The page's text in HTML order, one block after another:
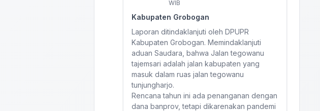
WIB
Kabupaten Grobogan
Laporan ditindaklanjuti oleh DPUPR
Kabupaten Grobogan. Memindaklanjuti
aduan Saudara, bahwa Jalan tegowanu
tajemsari adalah jalan kabupaten yang
masuk dalam ruas jalan tegowanu
tunjungharjo.
Rencana tahun ini ada penanganan dengan
dana banprov, tetapi dikarenakan pandemi